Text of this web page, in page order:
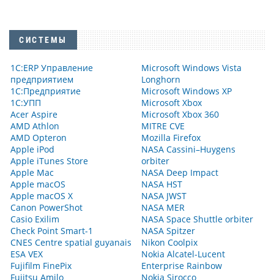
СИСТЕМЫ
1С:ERP Управление
предприятием
1С:Предприятие
1С:УПП
Acer Aspire
AMD Athlon
AMD Opteron
Apple iPod
Apple iTunes Store
Apple Mac
Apple macOS
Apple macOS X
Canon PowerShot
Casio Exilim
Check Point Smart-1
CNES Centre spatial guyanais
ESA VEX
Fujifilm FinePix
Fujitsu Amilo
Microsoft Windows Vista
Longhorn
Microsoft Windows XP
Microsoft Xbox
Microsoft Xbox 360
MITRE CVE
Mozilla Firefox
NASA Cassini–Huygens
orbiter
NASA Deep Impact
NASA HST
NASA JWST
NASA MER
NASA Space Shuttle orbiter
NASA Spitzer
Nikon Coolpix
Nokia Alcatel-Lucent
Enterprise Rainbow
Nokia Sirocco